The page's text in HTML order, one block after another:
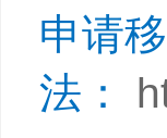
申请
法：